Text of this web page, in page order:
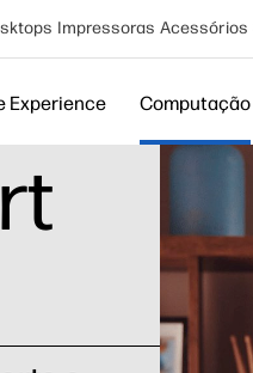
Impressoras Acessórios
Experience Computação